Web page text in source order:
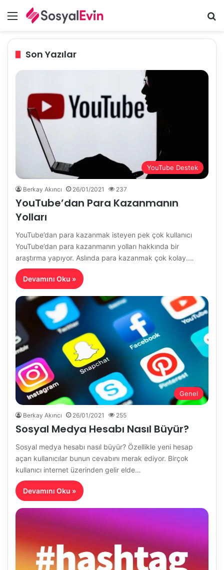
Menü
Son Yazılar
YouTube Destek
Berkay Akıncı 26/01/2021 237
YouTube’dan Para Kazanmanın
Yolları
YouTube’dan para kazanmak isteyen pek çok kullanıcı
YouTube’dan para kazanmanın yolları hakkında bir
araştırma yapıyor. Aslında para kazanmak çok kolay.…
Devamını Oku »
Genel
Berkay Akıncı 26/01/2021 255
Sosyal Medya Hesabı Nasıl Büyür?
Sosyal medya hesabı nasıl büyür? Özellikle yeni hesap
açan kullanıcılar bunun cevabını merak ediyor. Birçok
kullanıcı internet üzerinden gelir elde…
Devamını Oku »